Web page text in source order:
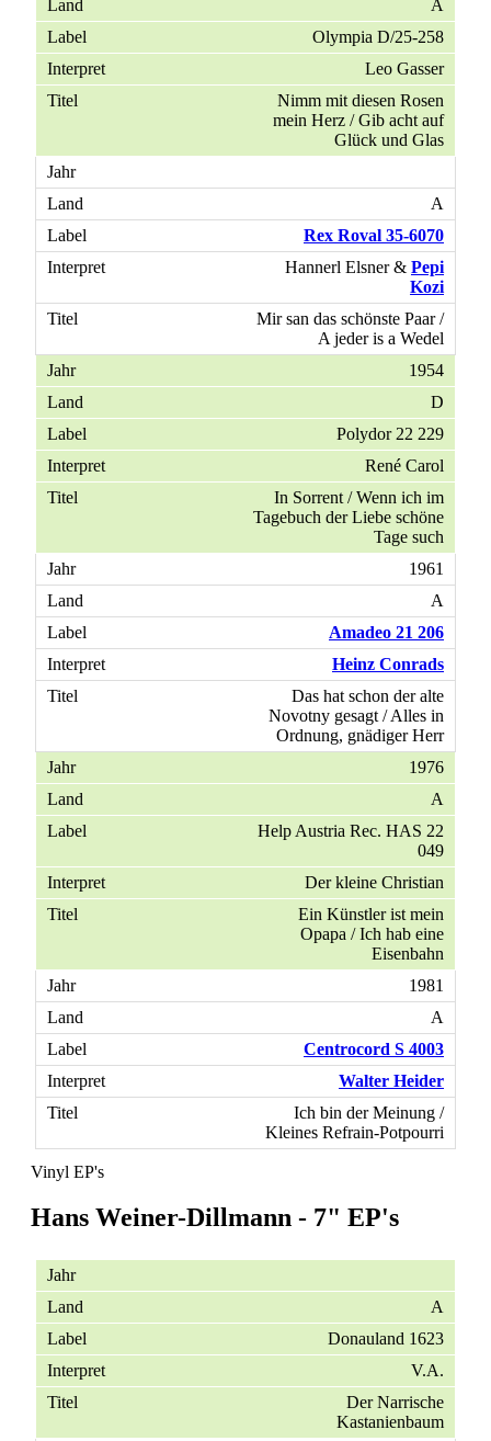
A
Olympia D/25-258
Leo Gasser
Nimm mit diesen Rosen
mein Herz / Gib acht auf
Glück und Glas
A
Rex Roval 35-6070
Hannerl Elsner & Pepi
Kozi
Mir san das schönste Paar /
A jeder is a Wedel
1954
D
Polydor 22 229
René Carol
In Sorrent / Wenn ich im
Tagebuch der Liebe schöne
Tage such
1961
A
Amadeo 21 206
Heinz Conrads
Das hat schon der alte
Novotny gesagt / Alles in
Ordnung, gnädiger Herr
1976
A
Help Austria Rec. HAS 22
049
Der kleine Christian
Ein Künstler ist mein
Opapa / Ich hab eine
Eisenbahn
1981
A
Centrocord S 4003
Walter Heider
Ich bin der Meinung /
Kleines Refrain-Potpourri
Vinyl EP's
Hans Weiner-Dillmann - 7" EP's
A
Donauland 1623
V.A.
Der Narrische
Kastanienbaum